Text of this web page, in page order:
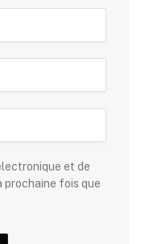
et de
prochaine fois que